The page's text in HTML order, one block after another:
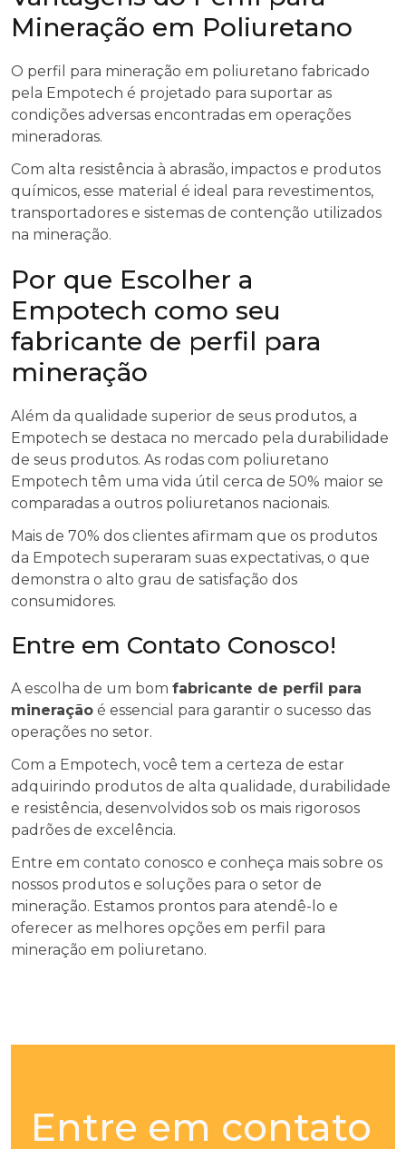
Mineração em Poliuretano
O perfil para mineração em poliuretano fabricado
pela Empotech é projetado para suportar as
condições adversas encontradas em operações
mineradoras.
Com alta resistência à abrasão, impactos e produtos
químicos, esse material é ideal para revestimentos,
transportadores e sistemas de contenção utilizados
na mineração.
Por que Escolher a
Empotech como seu
fabricante de perfil para
mineração
Além da qualidade superior de seus produtos, a
Empotech se destaca no mercado pela durabilidade
de seus produtos. As rodas com poliuretano
Empotech têm uma vida útil cerca de 50% maior se
comparadas a outros poliuretanos nacionais.
Mais de 70% dos clientes afirmam que os produtos
da Empotech superaram suas expectativas, o que
demonstra o alto grau de satisfação dos
consumidores.
Entre em Contato Conosco!
A escolha de um bom fabricante de perfil para
mineração é essencial para garantir o sucesso das
operações no setor.
Com a Empotech, você tem a certeza de estar
adquirindo produtos de alta qualidade, durabilidade
e resistência, desenvolvidos sob os mais rigorosos
padrões de excelência.
Entre em contato conosco e conheça mais sobre os
nossos produtos e soluções para o setor de
mineração. Estamos prontos para atendê-lo e
oferecer as melhores opções em perfil para
mineração em poliuretano.
Entre em contato